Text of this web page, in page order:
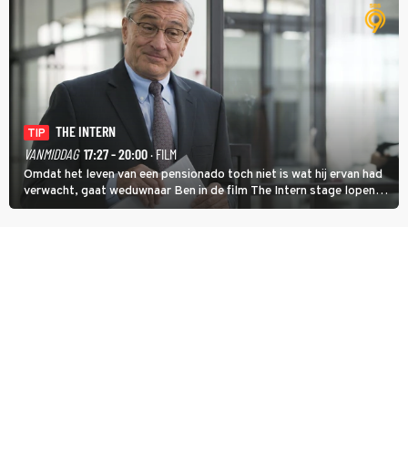
TIP
THE INTERN
VANMIDDAG 17:27 - 20:00· FILM
Omdat het leven van een pensionado toch niet is wat hij ervan had
verwacht, gaat weduwnaar Ben in de film The Intern stage lopen
bij de hippe webwinkel van Jules, wat een gouden zet blijkt te zijn.